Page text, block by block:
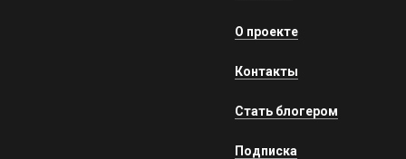
О проекте
Контакты
Стать блогером
Подписка